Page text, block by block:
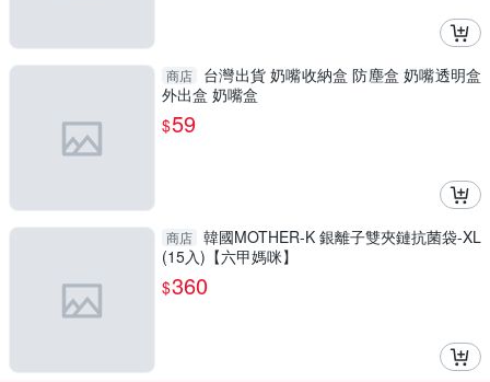
商店
台灣出貨 奶嘴收納盒 防塵盒 奶嘴透明盒
外出盒 奶嘴盒
$59
商店 韓國MOTHER-K 銀離子雙夾鏈抗菌袋-XL
(15入)【六甲媽咪】
$360